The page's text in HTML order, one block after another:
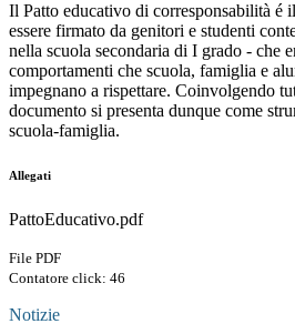
Il Patto educativo di corresponsabilità é
essere firmato da genitori e studenti
nella scuola secondaria di I grado - che
comportamenti che scuola, famiglia e
impegnano a rispettare. Coinvolgendo
documento si presenta dunque come
scuola-famiglia.
Allegati
PattoEducativo.pdf
File PDF
Contatore click: 46
Notizie